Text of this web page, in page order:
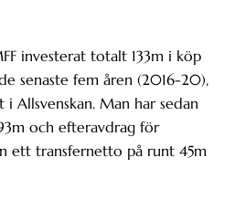
investerat totalt 133m i köp
senaste fem åren (2016-20),
Allsvenskan. Man har sedan
och efteravdrag för
ett transfernetto på runt 45m